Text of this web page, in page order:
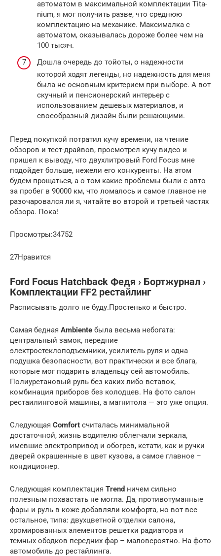
автоматом в максимальной комплектации Tita­
ni­um, я мог получить разве, что среднюю
комплектацию на механике. Максималка с
автоматом, оказывалась дороже более чем на
100 тысяч.
Дошла очередь до тойоты, о надежности
которой ходят легенды, но надежность для меня
была не основным критерием при выборе. А вот
скучный и пенсионерский интерьер с
использованием дешевых материалов, и
своеобразный дизайн были решающими.
Перед покупкой потратил кучу времени, на чтение
обзоров и тест-драйвов, просмотрел кучу видео и
пришел к выводу, что двухлитровый Ford Focus мне
подойдет больше, нежели его конкуренты. На этом
будем прощаться, а о том какие проблемы были с авто
за пробег в 90000 км, что ломалось и самое главное не
разочаровался ли я, читайте во второй и третьей частях
обзора. Пока!
Просмотры:34752
27Нравится
Ford Focus Hatchback Федя › Бортжурнал ›
Комплектации FF2 рестайлинг
Расписывать долго не буду.Простенько и быстро.
Самая бедная Ambiente была весьма небогата:
центральный замок, передние
электростеклоподъемники, усилитель руля и одна
подушка безопасности, вот практически и все блага,
которые мог подарить владельцу сей автомобиль.
Полиуретановый руль без каких либо вставок,
комбинация приборов без колодцев. На фото салон
рестаилинговой машины, а магнитола — это уже опция.
Следующая Comfort считалась минимальной
достаточной, жизнь водителю облегчали зеркала,
имевшие электропривод и обогрев, кстати, как и ручки
дверей окрашенные в цвет кузова, а самое главное –
кондиционер.
Следующая комплектация Trend ничем сильно
полезным похвастать не могла. Да, противотуманные
фары и руль в коже добавляли комфорта, но вот все
остальное, типа: двухцветной отделки салона,
хромированных элементов решетки радиатора и
темных ободков передних фар – маловероятно. На фото
автомобиль до рестайлинга.